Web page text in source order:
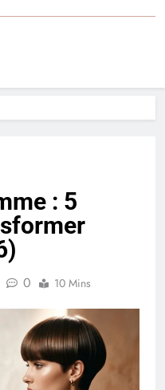
: 5
0 10 Mins